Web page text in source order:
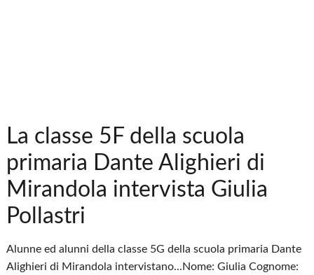
La classe 5F della scuola
primaria Dante Alighieri di
Mirandola intervista Giulia
Pollastri
Alunne ed alunni della classe 5G della scuola primaria Dante
Alighieri di Mirandola intervistano...Nome: Giulia Cognome: